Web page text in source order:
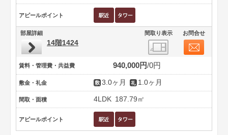
アピールポイント
部屋詳細 間取り表示 お問合せ
14階1424
賃料・管理費・共益費 940,000円 0円
敷金・礼金 3.0ヶ月 1.0ヶ月
間取・面積 4LDK 187.79㎡
アピールポイント